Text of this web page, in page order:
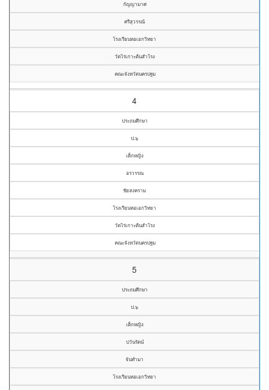
กัญญามาศ
ศรีสุวรรณ์
โรงเรียนหอเอกวิทยา
วัดไร่เกาะต้นสำโรง
คณะจังหวัดนครปฐม
4
ประถมศึกษา
ป.๖
เด็กหญิง
อรวรรณ
ชัยสงคราม
โรงเรียนหอเอกวิทยา
วัดไร่เกาะต้นสำโรง
คณะจังหวัดนครปฐม
5
ประถมศึกษา
ป.๖
เด็กหญิง
ปวันรัตน์
จันทำมา
โรงเรียนหอเอกวิทยา